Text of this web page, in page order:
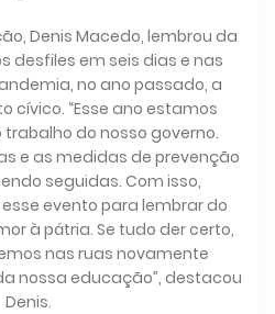
Denis Macedo, lembrou da
desfiles em seis dias e nas
no ano passado, a
cívico. “Esse ano estamos
do nosso governo.
e as medidas de prevenção
seguidas. Com isso,
evento para lembrar do
à pátria. Se tudo der certo,
nas ruas novamente
nossa educação”, destacou
Denis.